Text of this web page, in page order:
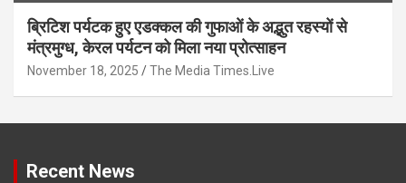
ब्रिटिश पर्यटक हुए एडक्कल की गुफाओं के अद्भुत रहस्यों से
मंत्रमुग्ध, केरल पर्यटन को मिला नया प्रोत्साहन
November 18, 2025 The Media Times.Live
Recent News